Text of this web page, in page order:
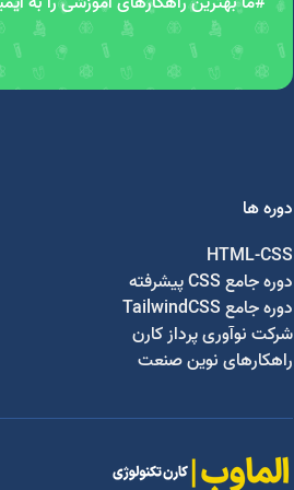
دوره ها
HTML-CSS
دوره جامع CSS پیشرفته
دوره جامع TailwindCSS
شرکت نوآوری پرداز کارن
راهکارهای نوین صنعت